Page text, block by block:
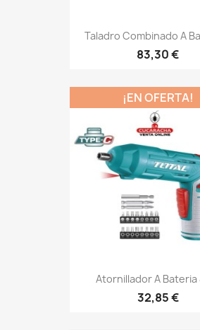
Taladro Combinado A
83,30 €
Atornillador A Bateria
32,85 €
¡EN OFERTA!